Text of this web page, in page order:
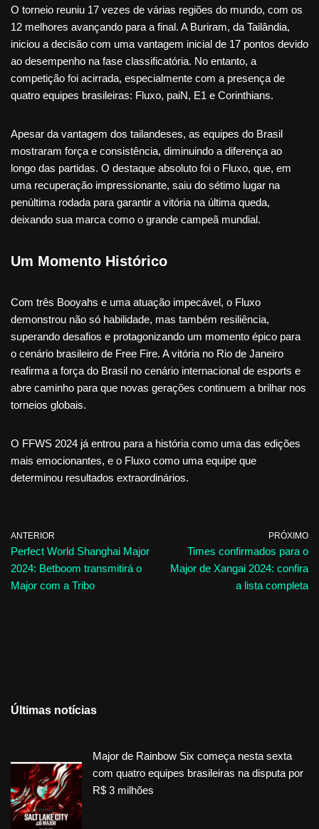
O torneio reuniu 17 vezes de várias regiões do mundo, com os
12 melhores avançando para a final. A Buriram, da Tailândia,
iniciou a decisão com uma vantagem inicial de 17 pontos devido
ao desempenho na fase classificatória. No entanto, a
competição foi acirrada, especialmente com a presença de
quatro equipes brasileiras: Fluxo, paiN, E1 e Corinthians.
Apesar da vantagem dos tailandeses, as equipes do Brasil
mostraram força e consistência, diminuindo a diferença ao
longo das partidas. O destaque absoluto foi o Fluxo, que, em
uma recuperação impressionante, saiu do sétimo lugar na
penúltima rodada para garantir a vitória na última queda,
deixando sua marca como o grande campeã mundial.
Um Momento Histórico
Com três Booyahs e uma atuação impecável, o Fluxo
demonstrou não só habilidade, mas também resiliência,
superando desafios e protagonizando um momento épico para
o cenário brasileiro de Free Fire. A vitória no Rio de Janeiro
reafirma a força do Brasil no cenário internacional de esports e
abre caminho para que novas gerações continuem a brilhar nos
torneios globais.
O FFWS 2024 já entrou para a história como uma das edições
mais emocionantes, e o Fluxo como uma equipe que
determinou resultados extraordinários.
ANTERIOR
Perfect World Shanghai Major
2024: Betboom transmitirá o
Major com a Tribo
PRÓXIMO
Times confirmados para o
Major de Xangai 2024: confira
a lista completa
Últimas notícias
Major de Rainbow Six começa nesta sexta
com quatro equipes brasileiras na disputa por
R$ 3 milhões